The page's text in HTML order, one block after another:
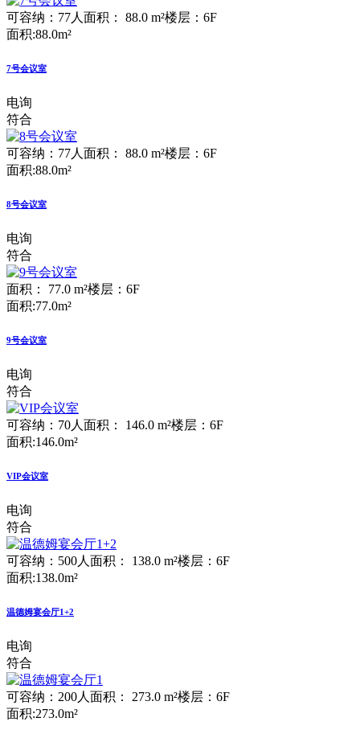
可容纳：77人 面积： 88.0 m²楼层：6F
面积:88.0m²
7号会议室
电询
符合
可容纳：77人 面积： 88.0 m²楼层：6F
面积:88.0m²
8号会议室
电询
符合
面积： 77.0 m²楼层：6F
面积:77.0m²
9号会议室
电询
符合
可容纳：70人 面积： 146.0 m²楼层：6F
面积:146.0m²
VIP会议室
电询
符合
可容纳：500人 面积： 138.0 m²楼层：6F
面积:138.0m²
温德姆宴会厅1+2
电询
符合
可容纳：200人 面积： 273.0 m²楼层：6F
面积:273.0m²